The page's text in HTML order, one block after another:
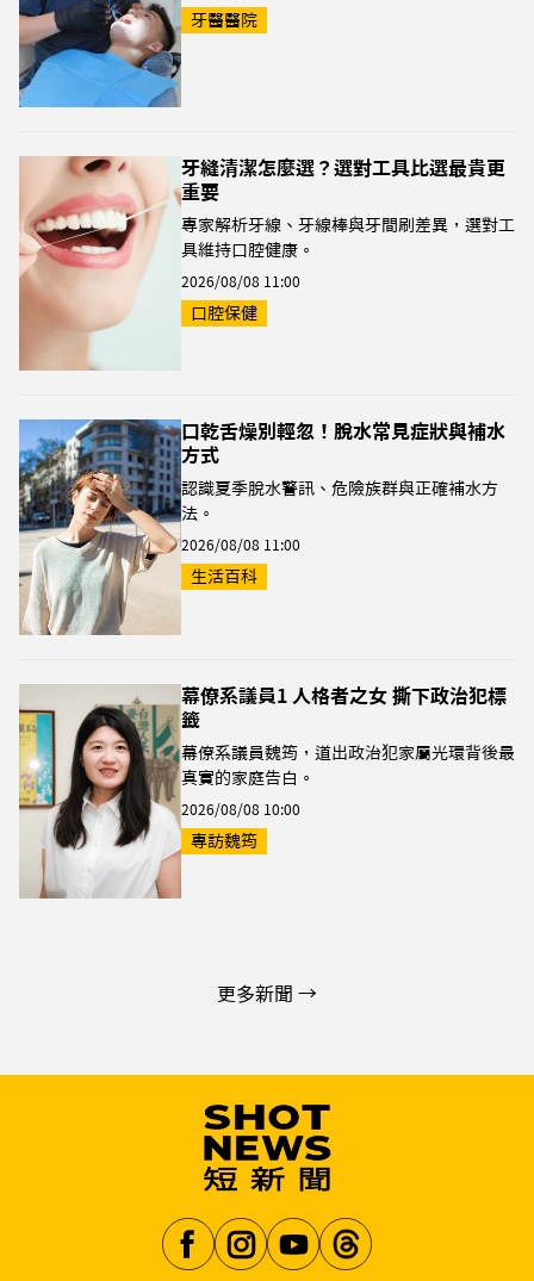
牙醫醫院
牙縫清潔怎麼選？選對工具比選最貴更
重要
專家解析牙線、牙線棒與牙間刷差異，選對工
具維持口腔健康。
2026/08/08 11:00
口腔保健
口乾舌燥別輕忽！脫水常見症狀與補水
方式
認識夏季脫水警訊、危險族群與正確補水方
法。
2026/08/08 11:00
生活百科
幕僚系議員1 人格者之女 撕下政治犯標
籤
幕僚系議員魏筠，道出政治犯家屬光環背後最
真實的家庭告白。
2026/08/08 10:00
專訪魏筠
更多新聞 →